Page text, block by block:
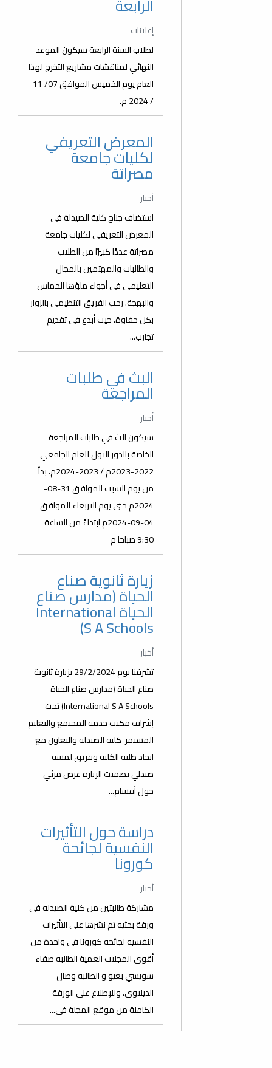
الرابعة
إعلانات
لطلاب السنة الرابعة سيكون الموعد
النهائي لمناقشات مشاريع التخرج لهذا
العام يوم الخميس الموافق 07/ 11
/ 2024 م.
المعرض التعريفي
لكليات جامعة
مصراتة
أخبار
استضاف جناح كلية الصيدلة في
المعرض التعريفي لكليات جامعة
مصراتة عددًا كبيرًا من الطلاب
والطالبات والمهتمين بالمجال
التعليمي في أجواء ملؤها الحماس
والبهجة. رحب الفريق التنظيمي بالزوار
بكل حفاوة، حيث أبدع في تقديم
تجارب...
البث في طلبات
المراجعة
أخبار
سيكون الث في طلبات المراجعة
الخاصة بالدور الاول للعام الجامعي
2022-2023م / 2023-2024م، بدأ
من يوم السبت الموافق 31-08-
2024م حتى يوم الاربعاء الموافق
04-09-2024م ابتداءً من الساعة
9:30 صباحا م
زيارة ثانوية صناع
الحياة (مدارس صناع
الحياة International
S A Schools)
أخبار
تشرفنا يوم 29/2/2024 بزيارة ثانوية
صناع الحياة (مدارس صناع الحياة
International S A Schools) تحت
إشراف مكتب خدمة المجتمع والتعليم
المستمر-كلية الصيدله والتعاون مع
اتحاد طلبة الكلية وفريق لمسة
صيدلي تضمنت الزيارة عرض مرئي
حول أقسام...
دراسة حول التأثيرات
النفسية لجائحة
كورونا
أخبار
مشاركة طالبتين من كلية الصيدله في
ورقة بحثيه تم نشرها علي التأثيرات
النفسيه لجائحه كورونا في واحدة من
أقوى المجلات العمية الطالبه صفاء
سويسي بعيو و الطالبه وصال
الديلاوي. وللإطلاع علي الورقة
الكاملة من موقع المجلة في...